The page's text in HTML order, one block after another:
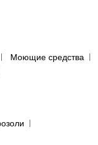
Моющие средства